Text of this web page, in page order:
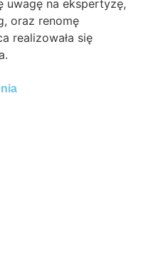
uwagę na ekspertyzę,
oraz renomę
realizowała się